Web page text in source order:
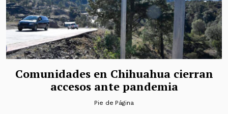
Comunidades en Chihuahua cierran
accesos ante pandemia
Pie de Página